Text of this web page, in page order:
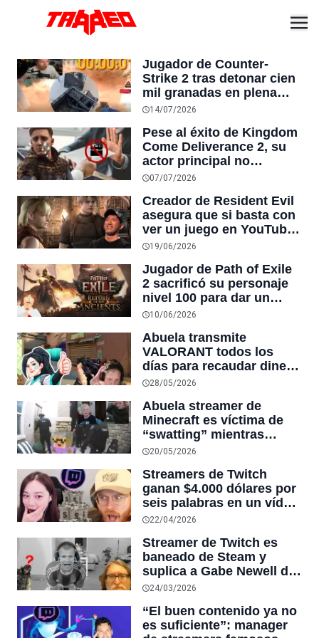
Jugador de Counter-
Strike 2 tras detonar cien
mil granadas en plena
partida en vivo destruye
gráfica está acabada”
14/07/2026
Pese al éxito de Kingdom
Come Deliverance 2, su
actor principal no
consigue trabajo porque
“le importó una m13rd4”
su actuación
07/07/2026
Creador de Resident Evil
asegura que si basta con
ver un juego en YouTube
o Twitch, entonces no era
para jugarlo tú mismo
19/06/2026
Jugador de Path of Exile
2 sacrificó su personaje
nivel 100 para dar un
punto de habilidad a
asegura que es el mejor
secreto que ha visto en
un juego
10/06/2026
Abuela transmite
VALORANT todos los
días para recaudar dinero
y pagar la lápida de su
años
28/05/2026
Abuela streamer de
Minecraft es víctima de
“swatting” mientras
recaudaba dinero para
nieto
20/05/2026
Streamers de Twitch
ganan $4.000 dólares por
seis palabras en un vídeo
de seis segundos, sin
adicional
22/04/2026
Streamer de Twitch es
baneado de Steam y
suplica a Gabe Newell de
rodillas en directo para
24/03/2026
“El buen contenido ya no
es suficiente”: manager